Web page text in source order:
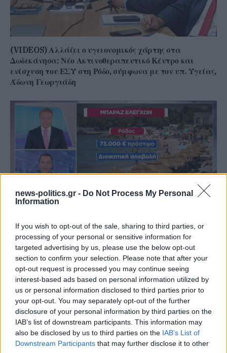
news-politics.gr - Do Not Process My Personal
Information
If you wish to opt-out of the sale, sharing to third parties, or
processing of your personal or sensitive information for
targeted advertising by us, please use the below opt-out
section to confirm your selection. Please note that after your
opt-out request is processed you may continue seeing
interest-based ads based on personal information utilized by
us or personal information disclosed to third parties prior to
your opt-out. You may separately opt-out of the further
disclosure of your personal information by third parties on the
IAB’s list of downstream participants. This information may
also be disclosed by us to third parties on the IAB’s List of
Downstream Participants that may further disclose it to other
(VIDEOS) Αλλάζει ο υγειονομικός χάρτης στα
Δωδεκάνησα: Νέο Ακτινοθεραπευτικό Κέντρο και
ενίσχυση του ΕΣΥ στη Ρόδο, σύμφωνα με τον υπ. Υγείας,
Άδωνη Γεωργιάδη
Ρόδος: Πρόστιμο 73.000 ευρώ σε επιχείρηση για
παραβάσεις στον αιγιαλό